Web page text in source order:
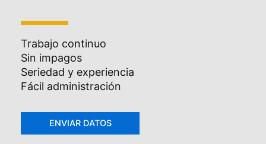
Trabajo continuo
Sin impagos
Seriedad y experiencia
Fácil administración